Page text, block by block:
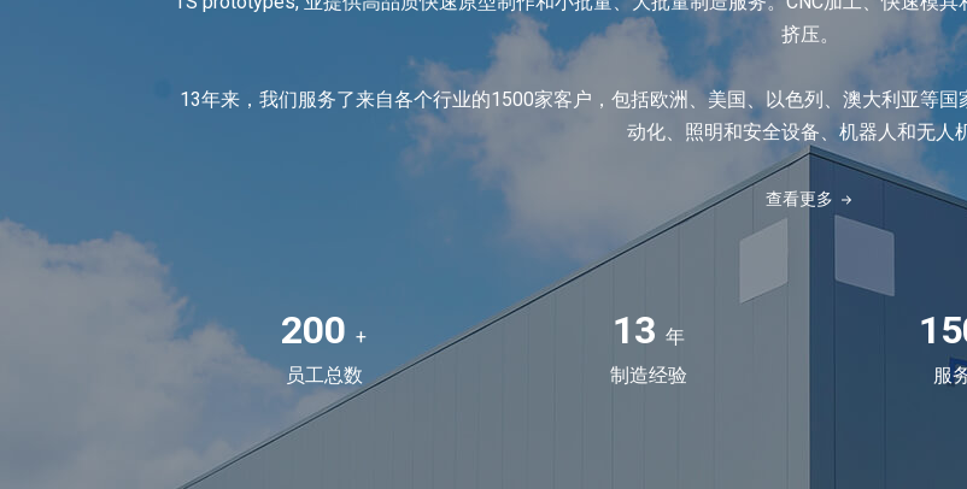
挤压。
13年来，我们服务了来自各个行业的1500家客户，包括欧洲、美国、以色列、澳大利亚等
动化、照明和安全设备、机器人和无人
查看更多
200 +
员工总数
13 年
制造经验
服